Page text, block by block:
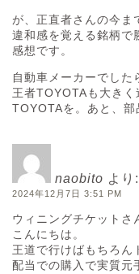
が、正直者さんの今ま
違和感を覚える銘柄で
感想です。
自動車メーカーでした
王者TOYOTAも大き
TOYOTAを。あと、部
naobito より:
2024年12月7日 3:51 PM
ウィニングチケットさ
こんにちは。
王道で行けばもちろん
配当での購入で実質元